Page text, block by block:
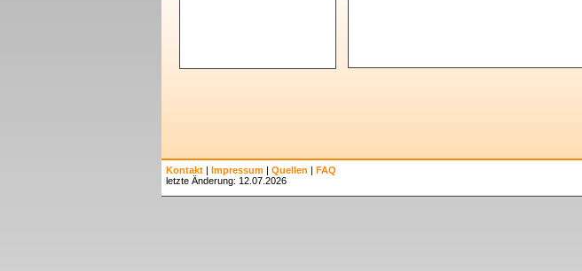
Kontakt | Impressum | Quellen | FAQ
letzte Änderung: 12.07.2026